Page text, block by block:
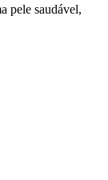
pele saudável,